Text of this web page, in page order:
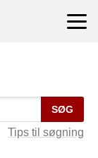
SØG
Tips til søgning